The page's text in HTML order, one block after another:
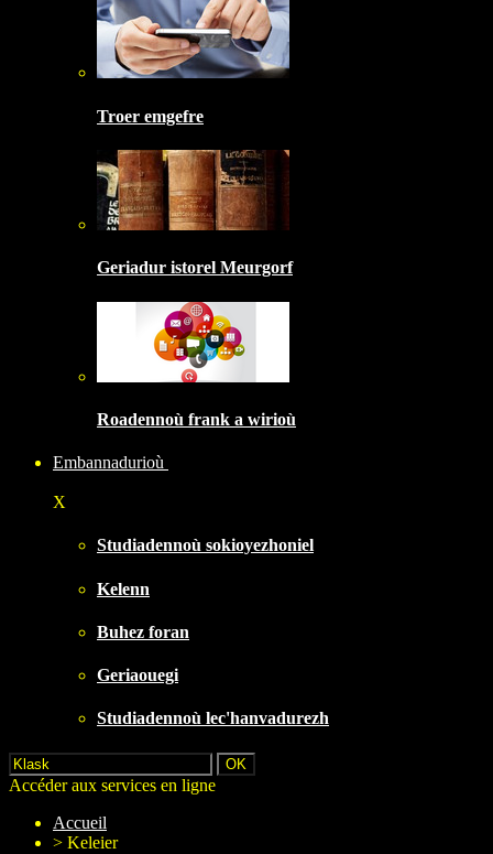
Troer emgefre
Geriadur istorel Meurgorf
Roadennoù frank a wirioù
Embannadurioù
X
Studiadennoù sokioyezhoniel
Kelenn
Buhez foran
Geriaouegi
Studiadennoù lec'hanvadurezh
Accéder aux services en ligne
Accueil
> Keleier